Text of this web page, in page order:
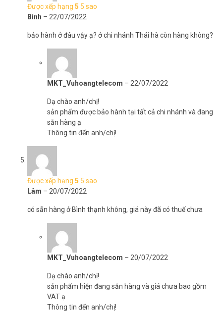
Được xếp hạng 5 5 sao
Bình – 22/07/2022
bảo hành ở đâu vậy ạ? ở chi nhánh Thái hà còn hàng không?
MKT_Vuhoangtelecom – 22/07/2022
Dạ chào anh/chị!
sản phẩm được bảo hành tại tất cả chi nhánh và đang
sẵn hàng ạ
Thông tin đến anh/chị!
Được xếp hạng 5 5 sao
Lâm – 20/07/2022
có sẵn hàng ở Bình thạnh không, giá này đã có thuế chưa
MKT_Vuhoangtelecom – 20/07/2022
Dạ chào anh/chị!
sản phẩm hiện đang sẵn hàng và giá chưa bao gồm
VAT ạ
Thông tin đến anh/chị!